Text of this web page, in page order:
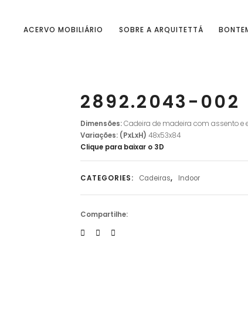
ACERVO MOBILIÁRIO SOBRE A ARQUITETTÁ
2892.2043-002
Dimensões:Cadeira de madeira com assento e
Variações: (PxLxH) 48x53x84
Clique para baixar o 3D
CATEGORIES: Cadeiras, Indoor
Compartilhe: